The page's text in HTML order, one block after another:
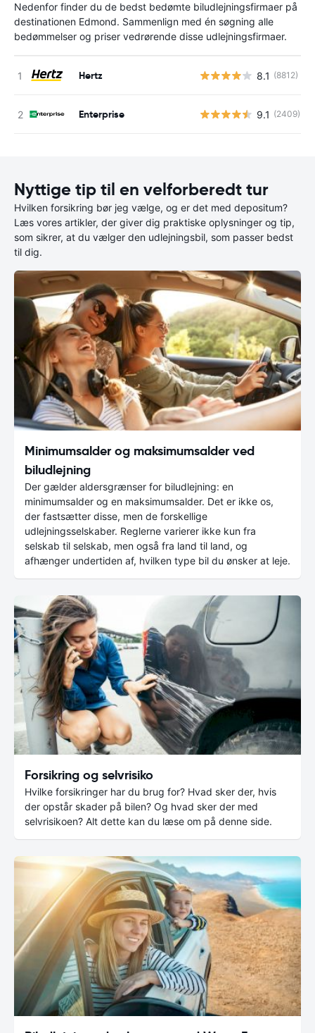
Nedenfor finder du de bedst bedømte biludlejningsfirmaer på
destinationen Edmond. Sammenlign med én søgning alle
bedømmelser og priser vedrørende disse udlejningsfirmaer.
Hertz 8.1 (8812)
Enterprise 9.1 (2409)
Nyttige tip til en velforberedt tur
Hvilken forsikring bør jeg vælge, og er det med depositum?
Læs vores artikler, der giver dig praktiske oplysninger og tip,
som sikrer, at du vælger den udlejningsbil, som passer bedst
til dig.
Minimumsalder og maksimumsalder ved
biludlejning
Der gælder aldersgrænser for biludlejning: en
minimumsalder og en maksimumsalder. Det er ikke os,
der fastsætter disse, men de forskellige
udlejningsselskaber. Reglerne varierer ikke kun fra
selskab til selskab, men også fra land til land, og
afhænger undertiden af, hvilken type bil du ønsker at leje.
Forsikring og selvrisiko
Hvilke forsikringer har du brug for? Hvad sker der, hvis
der opstår skader på bilen? Og hvad sker der med
selvrisikoen? Alt dette kan du læse om på denne side.